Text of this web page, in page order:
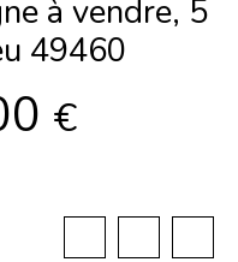
à vendre, 5
49460
€